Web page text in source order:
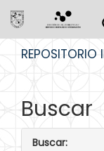
REPOSITORIO
Buscar
Buscar: